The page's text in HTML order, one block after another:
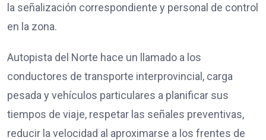
la señalización correspondiente y personal de control
en la zona.
Autopista del Norte hace un llamado a los
conductores de transporte interprovincial, carga
pesada y vehículos particulares a planificar sus
tiempos de viaje, respetar las señales preventivas,
reducir la velocidad al aproximarse a los frentes de